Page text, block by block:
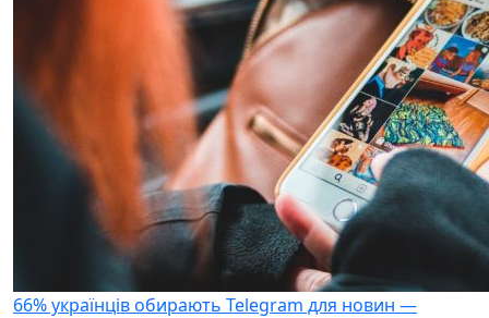
66% українців обирають Telegram для новин —